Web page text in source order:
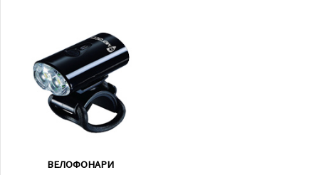
ВЕЛОФОНАРИ